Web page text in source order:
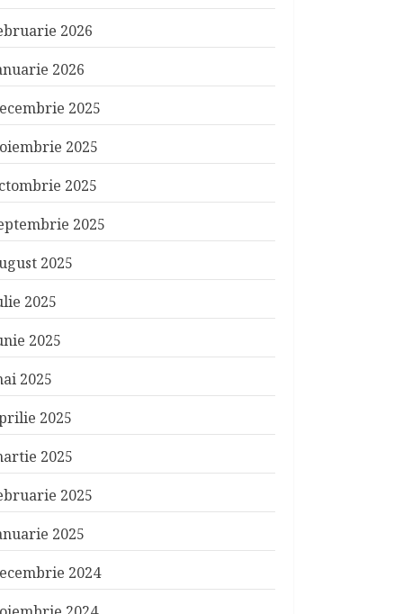
2026
2026
2025
2025
2025
2025
2025
2025
2025
2025
2025
2025
2025
2025
2024